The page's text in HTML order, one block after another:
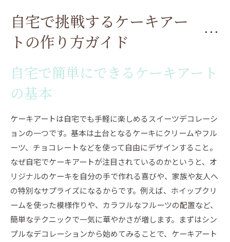
自宅で挑戦するケーキアー
トの作り方ガイド
自宅で簡単にできるケーキアート
の基本
ケーキアートは自宅でも手軽に楽しめるスイーツデコレーシ
ョンの一つです。基本は土台となるケーキにクリームやフル
ーツ、チョコレートなどを使って自由にデザインすること。
なぜ自宅でケーキアートが注目されているのかというと、オ
リジナルのケーキを自分の手で作れる喜びや、家族や友人へ
の特別なサプライズになるからです。例えば、ホイップクリ
ームを使った模様作りや、カラフルなフルーツの配置など、
簡単なテクニックで一気に華やかさが増します。まずはシン
プルなデコレーションから始めてみることで、ケーキアート